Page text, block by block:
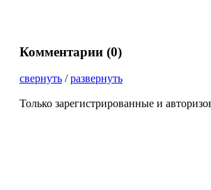
Комментарии (0)
свернуть /развернуть
Только зарегистрированные и